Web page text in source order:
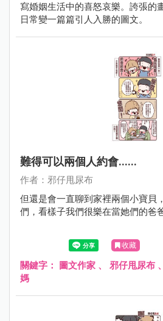
寫婚姻生活中的喜怒哀樂。誇張的
日常變一篇篇引人入勝的圖文。
難得可以兩個人約會......
作者：邪仔甩尿布
但還是會一直聊到家裡兩個小寶貝
們，看樣子我們很樂在當她們的爸
收藏
關鍵字： 圖文作家 、 邪仔甩尿布 、
媽